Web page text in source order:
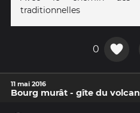
traditionnelles
0
11 mai 2016
Bourg murât - gîte du volcan